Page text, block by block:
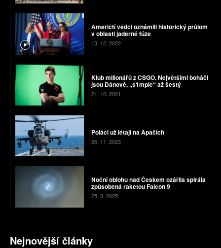
Američtí vědci oznámili historický průlom
v oblasti jaderné fúze
13. 12. 2022
Klub milionářů z CSGO. Největšími boháči
jsou Dánové, „s1mple“ až šestý
21. 10. 2021
Poláci už létají na Apačích
26. 11. 2023
Noční oblohu nad Českem ozářila spirála
způsobená raketou Falcon 9
25. 3. 2025
Nejnovější články